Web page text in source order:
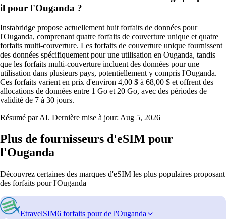
il pour l'Ouganda ?
Instabridge propose actuellement huit forfaits de données pour
l'Ouganda, comprenant quatre forfaits de couverture unique et quatre
forfaits multi-couverture. Les forfaits de couverture unique fournissent
des données spécifiquement pour une utilisation en Ouganda, tandis
que les forfaits multi-couverture incluent des données pour une
utilisation dans plusieurs pays, potentiellement y compris l'Ouganda.
Ces forfaits varient en prix d'environ 4,00 $ à 68,00 $ et offrent des
allocations de données entre 1 Go et 20 Go, avec des périodes de
validité de 7 à 30 jours.
Résumé par AI. Dernière mise à jour: Aug 5, 2026
Plus de fournisseurs d'eSIM pour
l'Ouganda
Découvrez certaines des marques d'eSIM les plus populaires proposant
des forfaits pour l'Ouganda
EtravelSIM6 forfaits pour de l'Ouganda